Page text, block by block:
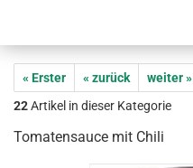
« Erster « zurück weiter »
22Artikel in dieser Kategorie
Tomatensauce mit Chili